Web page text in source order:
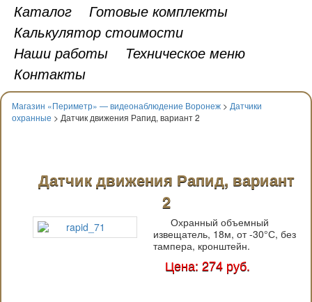
Каталог
Готовые комплекты
Калькулятор стоимости
Наши работы
Техническое меню
Контакты
Магазин «Периметр» — видеонаблюдение Воронеж > Датчики
охранные > Датчик движения Рапид, вариант 2
Датчик движения Рапид, вариант
2
Охранный объемный
извещатель, 18м, от -30°С, без
тампера, кронштейн.
Цена: 274 руб.